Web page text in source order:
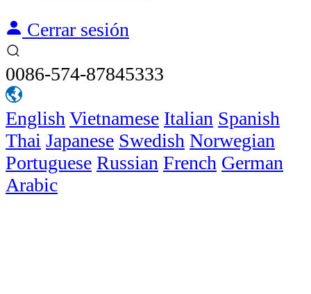
Cerrar sesión
0086-574-87845333
English Vietnamese Italian Spanish
Thai Japanese Swedish Norwegian
Portuguese Russian French German
Arabic